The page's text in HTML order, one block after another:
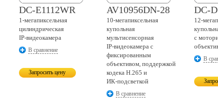
DC-E1112WR
1-мегапиксельная
цилиндрическая
IP-видеокамера
В сравнение
Запросить цену
AV10956DN-28
10-мегапиксельная
купольная
мультисенсорная
IP-видеокамера с
фиксированным
объективом, поддержкой
кодека H.265 и
ИК-подсветкой
В сравнение
DC-
12-
с
В